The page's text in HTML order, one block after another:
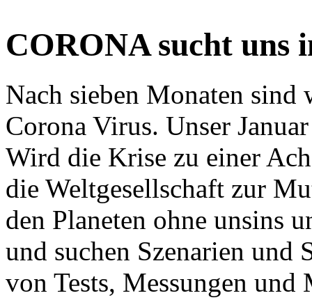
CORONA sucht uns
Nach sieben Monaten
Corona Virus. Unser
Wird die Krise zu einer
die Weltgesellschaft zur
den Planeten ohne unsins
und suchen Szenarien und
von Tests, Messungen und